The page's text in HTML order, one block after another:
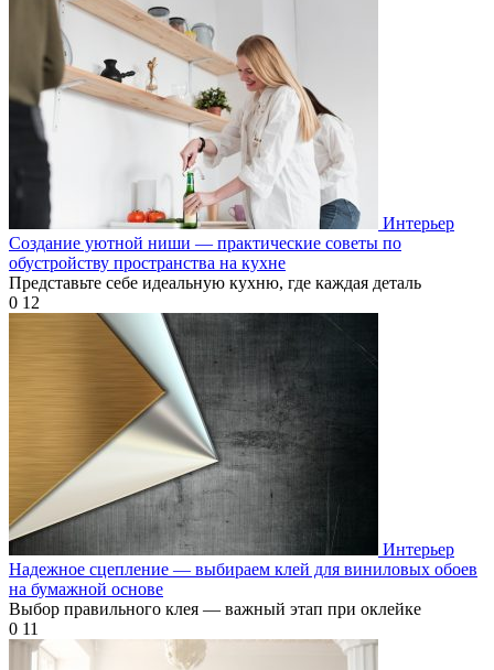
Интерьер
Создание уютной ниши — практические советы по
обустройству пространства на кухне
Представьте себе идеальную кухню, где каждая деталь
0 12
Интерьер
Надежное сцепление — выбираем клей для виниловых обоев
на бумажной основе
Выбор правильного клея — важный этап при оклейке
0 11